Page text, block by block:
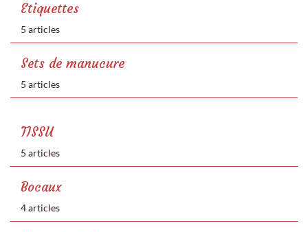
Etiquettes
5 articles
Sets de manucure
5 articles
TISSU
5 articles
Bocaux
4 articles